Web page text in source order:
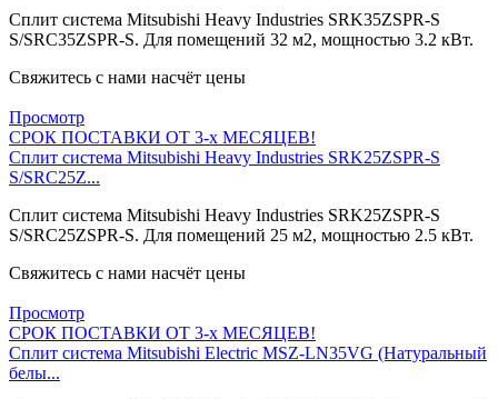
Сплит система Mitsubishi Heavy Industries SRK35ZSPR-S
S/SRC35ZSPR-S. Для помещений 32 м2, мощностью 3.2 кВт.
Свяжитесь с нами насчёт цены
Просмотр
СРОК ПОСТАВКИ ОТ 3-х МЕСЯЦЕВ!
Сплит система Mitsubishi Heavy Industries SRK25ZSPR-S
S/SRC25Z...
Сплит система Mitsubishi Heavy Industries SRK25ZSPR-S
S/SRC25ZSPR-S. Для помещений 25 м2, мощностью 2.5 кВт.
Свяжитесь с нами насчёт цены
Просмотр
СРОК ПОСТАВКИ ОТ 3-х МЕСЯЦЕВ!
Сплит система Mitsubishi Electric MSZ-LN35VG (Натуральный
белы...